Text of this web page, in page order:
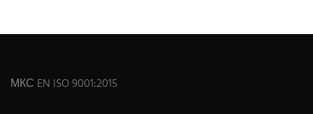
МКС EN ISO 9001:2015